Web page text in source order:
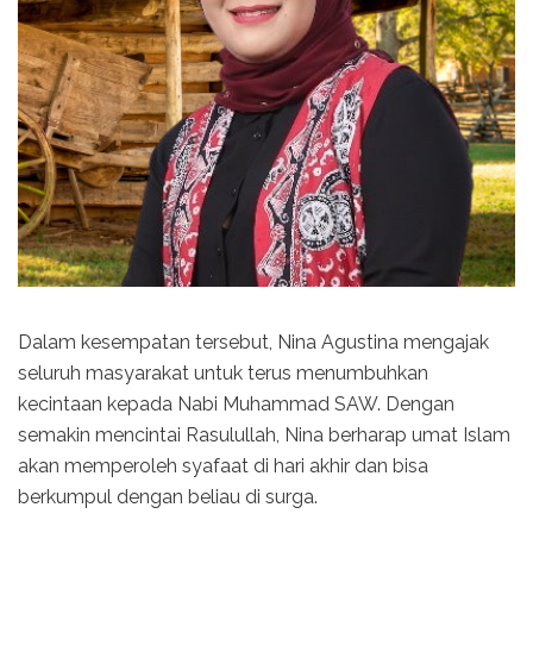
Dalam kesempatan tersebut, Nina Agustina mengajak
seluruh masyarakat untuk terus menumbuhkan
kecintaan kepada Nabi Muhammad SAW. Dengan
semakin mencintai Rasulullah, Nina berharap umat Islam
akan memperoleh syafaat di hari akhir dan bisa
berkumpul dengan beliau di surga.